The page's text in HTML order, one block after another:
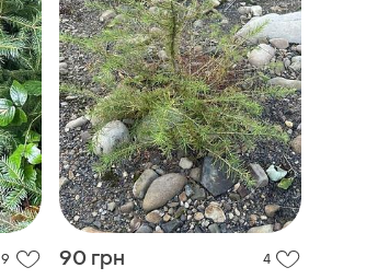
9 90 грн 4